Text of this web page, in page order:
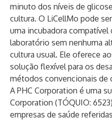
minuto dos níveis de
cultura. O LiCellMo pode
uma incubadora compatível
laboratório sem nenhuma
cultura usual. Ele oferece
solução flexível para os
métodos convencionais de
A PHC Corporation é uma
Corporation (TÓQUIO:
empresas de saúde